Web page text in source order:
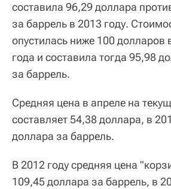
составила 96,29 доллара
за баррель в 2013 году.
опустилась ниже 100 долларов
года и составила тогда 95,98
за баррель.
Средняя цена в апреле на
составляет 54,38 доллара, в
доллара за баррель.
В 2012 году средняя цена
109,45 доллара за баррель, в